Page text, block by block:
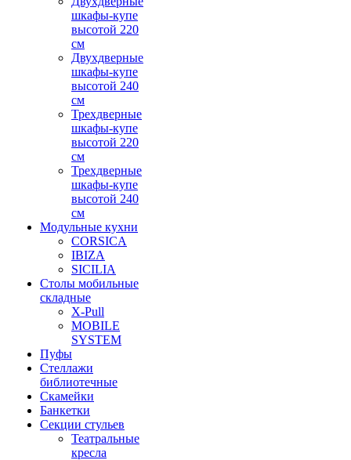
шкафы-купе
высотой 220
см
Двухдверные
шкафы-купе
высотой 240
см
Трехдверные
шкафы-купе
высотой 220
см
Трехдверные
шкафы-купе
высотой 240
см
Модульные кухни
CORSICA
IBIZA
SICILIA
Столы мобильные
складные
X-Pull
MOBILE
SYSTEM
Пуфы
Стеллажи
библиотечные
Скамейки
Банкетки
Секции стульев
Театральные
кресла